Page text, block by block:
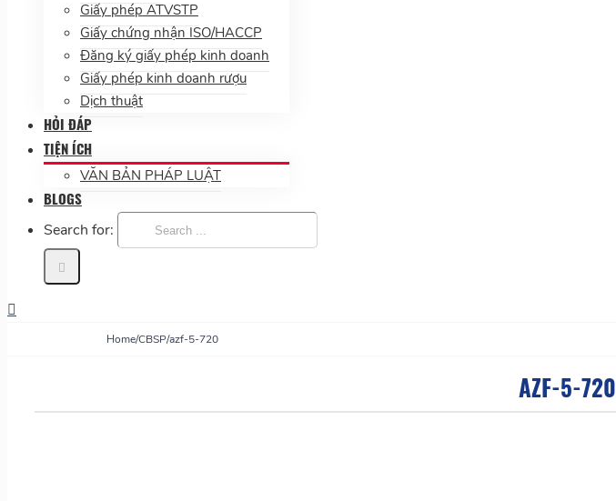
Giấy phép ATVSTP
Giấy chứng nhận ISO/HACCP
Đăng ký giấy phép kinh doanh
Giấy phép kinh doanh rượu
Dịch thuật
HỎI ĐÁP
TIỆN ÍCH
VĂN BẢN PHÁP LUẬT
BLOGS
Search for:
Home/CBSP/azf-5-720
AZF-5-720